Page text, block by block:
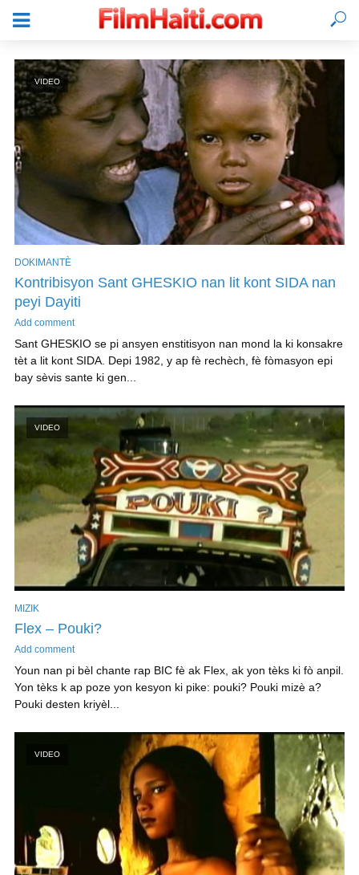
VIDEO
DOKIMANTÈ
Kontribisyon Sant GHESKIO nan lit kont SIDA nan
peyi Dayiti
Add comment
Sant GHESKIO se pi ansyen enstitisyon nan mond la ki konsakre
tèt a lit kont SIDA. Depi 1982, y ap fè rechèch, fè fòmasyon epi
bay sèvis sante ki gen...
VIDEO
MIZIK
Flex – Pouki?
Add comment
Youn nan pi bèl chante rap BIC fè ak Flex, ak yon tèks ki fò anpil.
Yon tèks k ap poze yon kesyon ki pike: pouki? Pouki mizè a?
Pouki desten kriyèl...
VIDEO